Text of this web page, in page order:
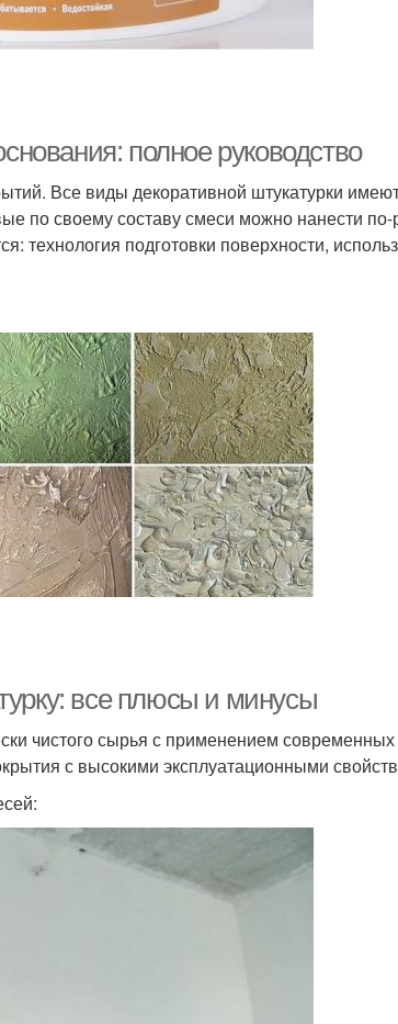
полное руководство
Все виды декоративной штукатурки
по своему составу смеси можно нанести по-
технология подготовки поверхности,
все плюсы и минусы
чистого сырья с применением современных
с высокими эксплуатационными